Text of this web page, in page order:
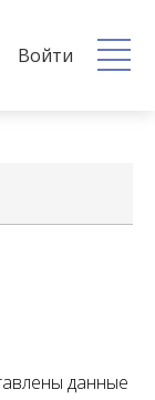
Войти
данные